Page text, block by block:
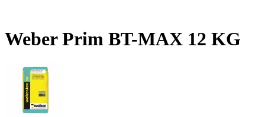
Weber Prim BT-MAX 12 KG